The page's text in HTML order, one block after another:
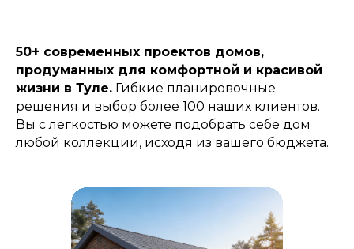
50+ современных проектов домов,
продуманных для комфортной и красивой
жизни в Туле. Гибкие планировочные
решения и выбор более 100 наших клиентов.
Вы с легкостью можете подобрать себе дом
любой коллекции, исходя из вашего бюджета.